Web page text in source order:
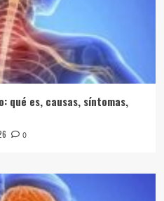
qué es, causas, síntomas,
0